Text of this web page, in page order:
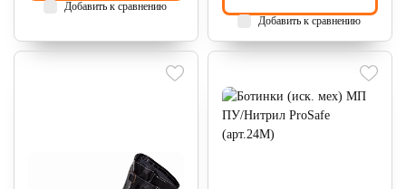
Добавить к сравнению
Добавить к сравнению